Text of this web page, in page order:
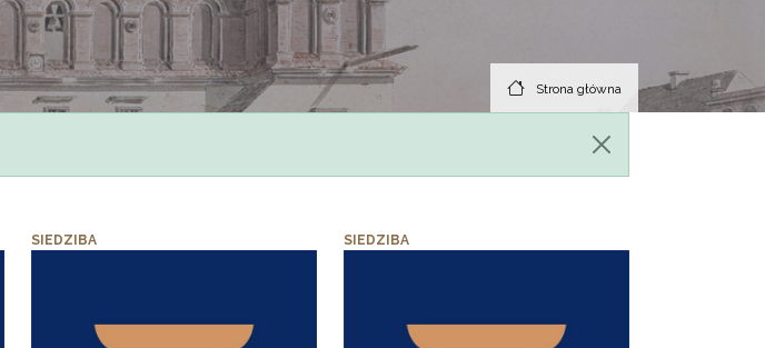
Strona główna
SIEDZIBA SIEDZIBA